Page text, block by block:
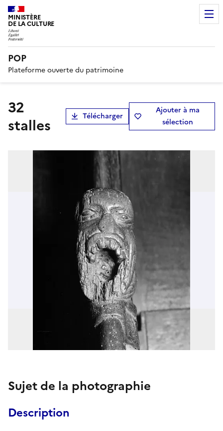
MINISTÈRE
DE LA CULTURE
POP
Plateforme ouverte du patrimoine
32
stalles
Télécharger
Ajouter à ma
sélection
Sujet de la photographie
Description